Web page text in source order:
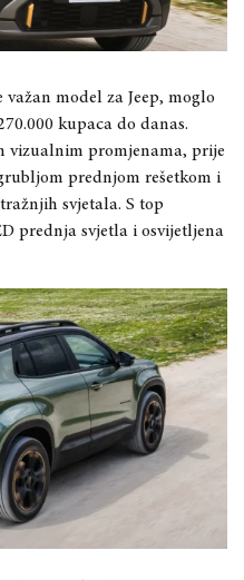
model za Jeep, moglo
kupaca do danas.
vizualnim promjenama, prije
prednjom rešetkom i
svjetala. S top
prednja svjetla i osvijetljena